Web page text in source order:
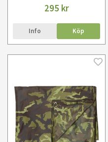
295 kr
Info Köp